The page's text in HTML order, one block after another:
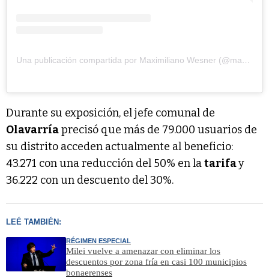
Una publicación compartida por Maximiliano Wesner (@maximilianowesner)
Durante su exposición, el jefe comunal de
Olavarríaprecisó que más de 79.000 usuarios de
su distrito acceden actualmente al beneficio:
43.271 con una reducción del 50% en latarifay
36.222 con un descuento del 30%.
LEÉ TAMBIÉN:
RÉGIMEN ESPECIAL
Milei vuelve a amenazar con eliminar los
descuentos por zona fría en casi 100 municipios
bonaerenses